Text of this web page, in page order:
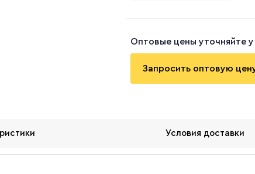
Оптовые цены уточняйте
Запросить оптовую
Условия доставки